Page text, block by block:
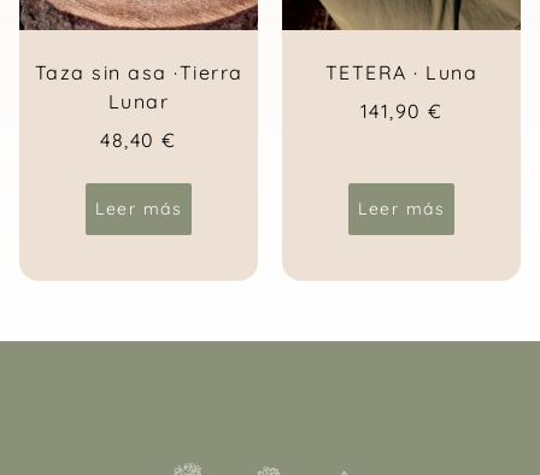
Taza sin asa ·Tierra
Lunar
48,40€
Leer más
TETERA · Luna
141,90 €
Leer más